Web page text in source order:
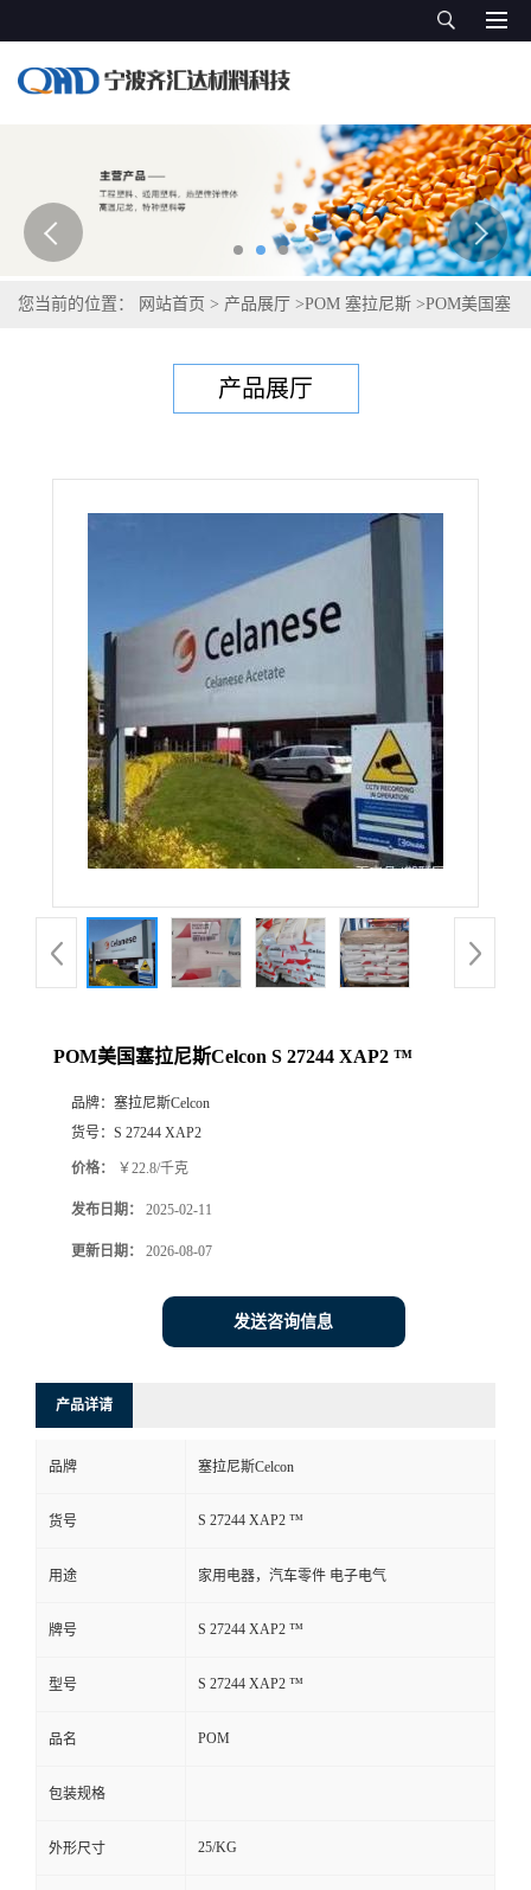
您当前的位置： 网站首页 > 产品展厅 >POM 塞拉尼斯 >POM美国塞
产品展厅
POM美国塞拉尼斯Celcon S 27244 XAP2 ™
品牌： 塞拉尼斯Celcon
货号： S 27244 XAP2
价格： ￥22.8/千克
发布日期： 2025-02-11
更新日期： 2026-08-07
发送咨询信息
产品详请
品牌 塞拉尼斯Celcon
货号 S 27244 XAP2 ™
用途 家用电器，汽车零件 电子电气
牌号 S 27244 XAP2 ™
型号 S 27244 XAP2 ™
品名 POM
包装规格
外形尺寸 25/KG